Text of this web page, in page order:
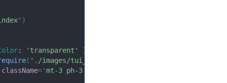
)
: 'transparent' }
( './images/tui_bag.png'
className='mt-3 ph-3'